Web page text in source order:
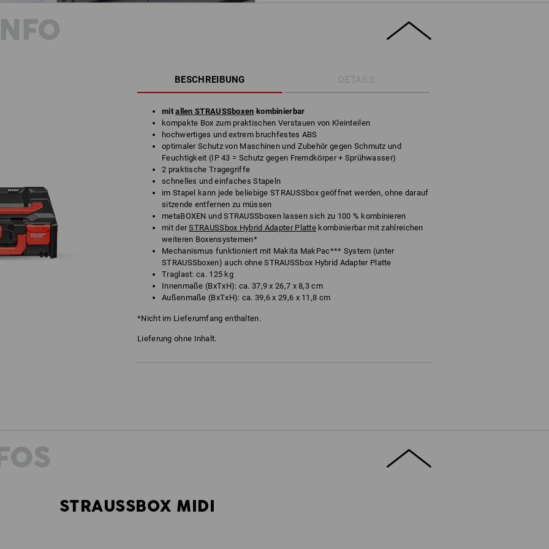
BESCHREIBUNG DETAILS
mitallen STRAUSSboxen kombinierbar
kompakte Box zum praktischen Verstauen von Kleinteilen
hochwertiges und extrem bruchfestes ABS
optimaler Schutz von Maschinen und Zubehör gegen Schmutz und
Feuchtigkeit (IP 43 = Schutz gegen Fremdkörper + Sprühwasser)
2 praktische Tragegriffe
schnelles und einfaches Stapeln
im Stapel kann jede beliebige STRAUSSbox geöffnet werden, ohne darauf
sitzende entfernen zu müssen
metaBOXEN und STRAUSSboxen lassen sich zu 100 % kombinieren
mit derSTRAUSSbox Hybrid Adapter Platte kombinierbar mit zahlreichen
weiteren Boxensystemen*
Mechanismus funktioniert mit Makita MakPac*** System (unter
STRAUSSboxen) auch ohne STRAUSSbox Hybrid Adapter Platte
Traglast: ca. 125 kg
Innenmaße (BxTxH): ca. 37,9 x 26,7 x 8,3 cm
Außenmaße (BxTxH): ca. 39,6 x 29,6 x 11,8 cm
*Nicht im Lieferumfang enthalten.
Lieferung ohne Inhalt.
STRAUSSBOX MIDI